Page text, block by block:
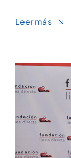
Leer más